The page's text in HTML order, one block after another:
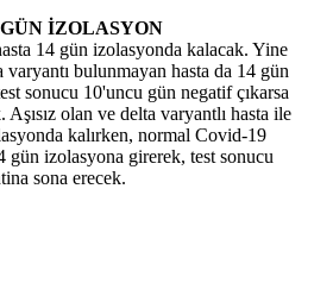
İZOLASYON
14 gün izolasyonda kalacak. Yine
bulunmayan hasta da 14 gün
sonucu 10'uncu gün negatif çıkarsa
olan ve delta varyantlı hasta ile
kalırken, normal Covid-19
gün izolasyona girerek, test sonucu
sona erecek.